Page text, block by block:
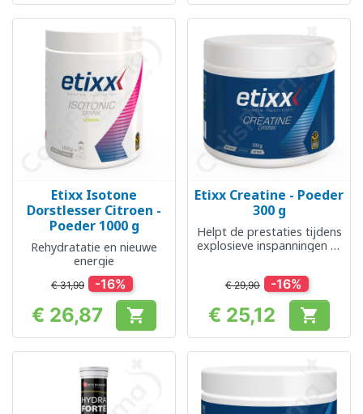
Etixx Isotone
Dorstlesser Citroen -
Poeder 1000 g
Rehydratatie en nieuwe
energie
€ 31,99 -16%
Prijs
€ 26,87 
Etixx Creatine - Poeder
300 g
Helpt de prestaties tijdens
explosieve inspanningen te
€ 29,90 -16%
Prijs
€ 25,12 